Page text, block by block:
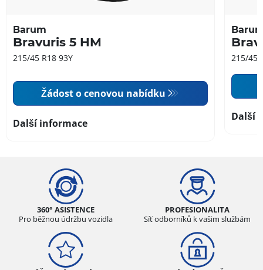
Barum
Bravuris 5 HM
215/45 R18 93Y
Žádost o cenovou nabídku
Další informace
215/45
Další
360° ASISTENCE
Pro běžnou údržbu vozidla
PROFESIONALITA
Síť odborníků k vašim službám